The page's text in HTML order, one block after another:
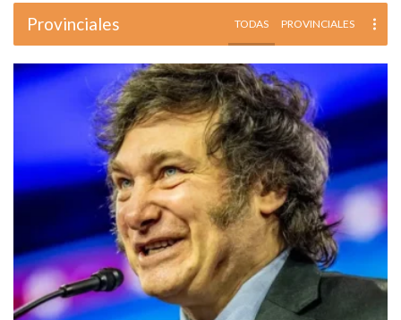
Provinciales TODAS PROVINCIALES